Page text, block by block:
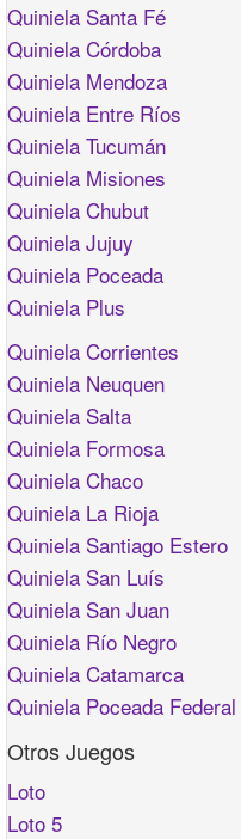
Quiniela Santa Fé
Quiniela Córdoba
Quiniela Mendoza
Quiniela Entre Ríos
Quiniela Tucumán
Quiniela Misiones
Quiniela Chubut
Quiniela Jujuy
Quiniela Poceada
Quiniela Plus
Quiniela Corrientes
Quiniela Neuquen
Quiniela Salta
Quiniela Formosa
Quiniela Chaco
Quiniela La Rioja
Quiniela Santiago Estero
Quiniela San Luís
Quiniela San Juan
Quiniela Río Negro
Quiniela Catamarca
Quiniela Poceada Federal
Otros Juegos
Loto
Loto 5